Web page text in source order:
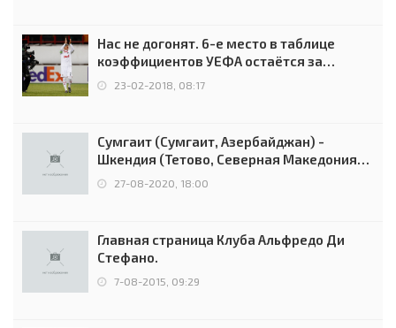
Нас не догонят. 6-е место в таблице
коэффициентов УЕФА остаётся за
Россией
23-02-2018, 08:17
Сумгаит (Сумгаит, Азербайджан) -
Шкендия (Тетово, Северная Македония) -
0:2 (0:0)
27-08-2020, 18:00
Главная страница Клуба Альфредо Ди
Стефано.
7-08-2015, 09:29